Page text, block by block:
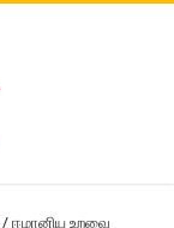
/ ஈமானிய உறவை